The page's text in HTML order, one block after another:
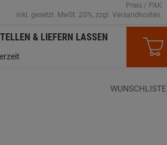
Preis / PAK
inkl. gesetzl. MwSt. 20%, zzgl. Versandkosten.
& LIEFERN LASSEN
WUNSCHLISTE